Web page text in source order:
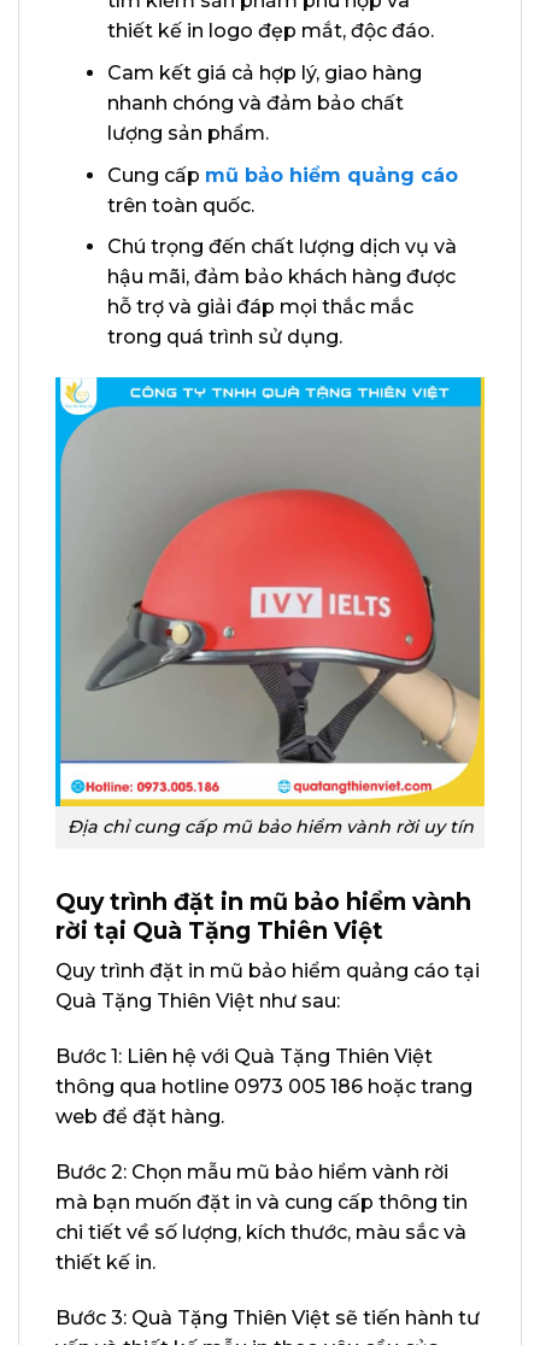
thiết kế in logo đẹp mắt, độc đáo.
Cam kết giá cả hợp lý, giao hàng
nhanh chóng và đảm bảo chất
lượng sản phẩm.
Cung cấp mũ bảo hiểm quảng cáo
trên toàn quốc.
Chú trọng đến chất lượng dịch vụ và
hậu mãi, đảm bảo khách hàng được
hỗ trợ và giải đáp mọi thắc mắc
trong quá trình sử dụng.
Địa chỉ cung cấp mũ bảo hiểm vành rời uy tín
Quy trình đặt in mũ bảo hiểm vành
rời tại Quà Tặng Thiên Việt
Quy trình đặt in mũ bảo hiểm quảng cáo tại
Quà Tặng Thiên Việt như sau:
Bước 1: Liên hệ với Quà Tặng Thiên Việt
thông qua hotline 0973 005 186 hoặc trang
web để đặt hàng.
Bước 2: Chọn mẫu mũ bảo hiểm vành rời
mà bạn muốn đặt in và cung cấp thông tin
chi tiết về số lượng, kích thước, màu sắc và
thiết kế in.
Bước 3: Quà Tặng Thiên Việt sẽ tiến hành tư